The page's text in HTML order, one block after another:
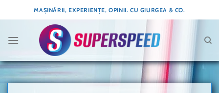
to
MAȘINĂRII, EXPERIENȚE, OPINII. CU GIURGEA & CO.